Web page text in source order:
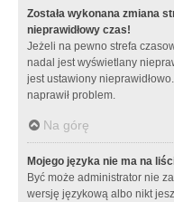
Została wykonana zmiana
nieprawidłowy czas!
Jeżeli na pewno strefa
nadal jest wyświetlany
jest ustawiony
naprawił problem.
Na górę
Mojego języka nie ma na
Być może administrator nie
wersję językową albo nikt